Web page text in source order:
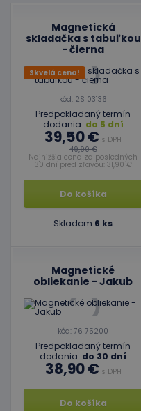
Magnetická
skladačka s tabuľkou
- čierna
Skvelá cena!
kód: 2S 03136
Predpokladaný termín
dodania: do 5 dní
39,50 € s DPH
49,90 €
Najnižšia cena za posledných
30 dní pred zľavou: 31,90 €
Do košíka
Skladom 6 ks
Magnetické
obliekanie - Jakub
kód: 76 75200
Predpokladaný termín
dodania: do 30 dní
38,90 € s DPH
Do košíka